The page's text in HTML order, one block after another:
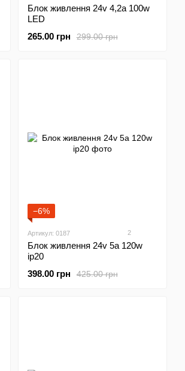
Блок живлення 24v 4,2а 100w
LED
299.00 грн
265.00 грн
−6%
Артикул: 0187 2
Блок живлення 24v 5а 120w
ip20
425.00 грн
398.00 грн